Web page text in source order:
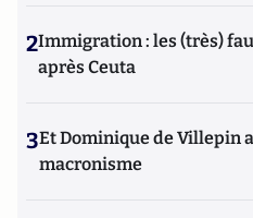
2Immigration : les (très)
après Ceuta
3Et Dominique de Villepin
macronisme